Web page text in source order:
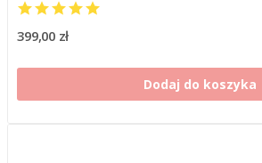
399,00 zł
Dodaj do koszyka